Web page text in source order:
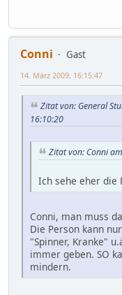
Conni
Gast
14. März 2009, 16:15:47
Zitat von: General
16:10:20
Zitat von: Conni
Ich sehe eher die
Conni, man muss
Die Person kann
"Spinner, Kranke"
immer geben. SO
mindern.